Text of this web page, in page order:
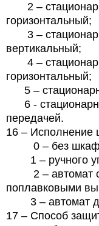
2 –
горизонтальный;
3 –
вертикальный;
4 –
горизонтальный;
5 –
6 -
передачей.
16 – Исполнение
0 – без шкафа
1 – ручного
2 – автомат с
поплавковыми
3 – автомат
17 – Способ